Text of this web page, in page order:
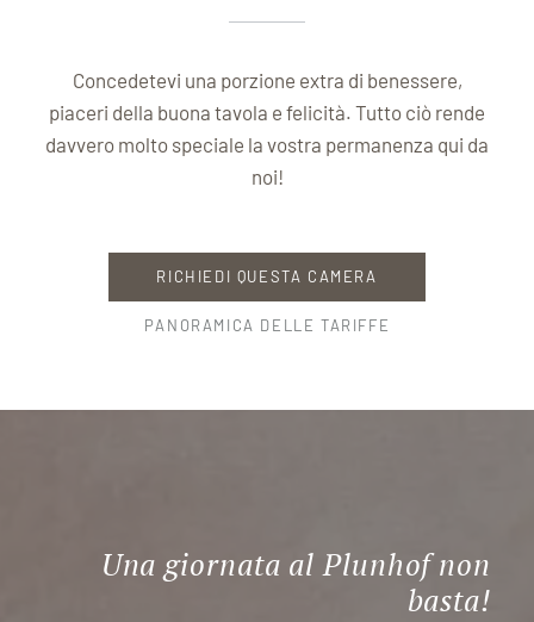
Concedetevi una porzione extra di benessere,
piaceri della buona tavola e felicità. Tutto ciò rende
davvero molto speciale la vostra permanenza qui da
noi!
RICHIEDI QUESTA CAMERA
PANORAMICA DELLE TARIFFE
Una giornata al Plunhof non
basta!